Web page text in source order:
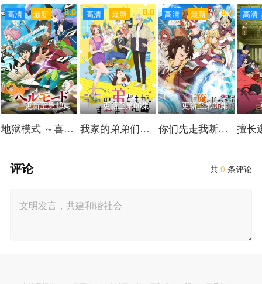
最新
高清 8.0
更新至第18集
地狱模式 ～喜欢速通游戏的玩家在废设定异世界无双～
最新
高清 8.0
更新至第06集
我家的弟弟们真是让您费心了
最新
高清 8.0
更新至第06集
你们先走我断后,于是10年后我成为了传说
高清
共0 条评论
评论